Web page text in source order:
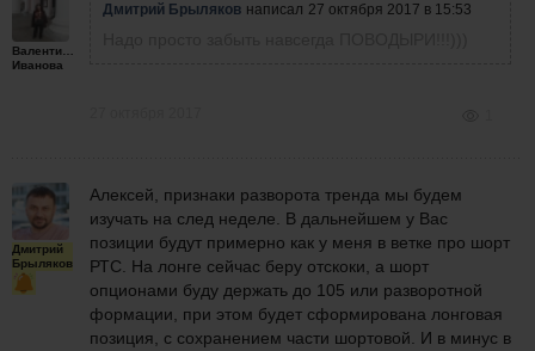
Валентина
Иванова
Дмитрий Брыляков написал 27 октября 2017 в 15:53
Дмитрий
Брыляков
Алексей, признаки разворота тренда мы будем
изучать на след неделе. В дальнейшем у Вас
позиции будут примерно как у меня в ветке про шорт
РТС. На лонге сейчас беру отскоки, а шорт
опционами буду держать до 105 или разворотной
формации, при этом будет сформирована лонговая
позиция, с сохранением части шортовой. И в минус в